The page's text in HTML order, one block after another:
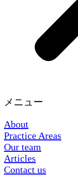
メニュー
About
Practice Areas
Our team
Articles
Contact us